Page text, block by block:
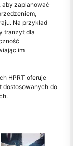
aby zaplanować
Na przykład
tranzyt dla
im
HPRT oferuje
dostosowanych do